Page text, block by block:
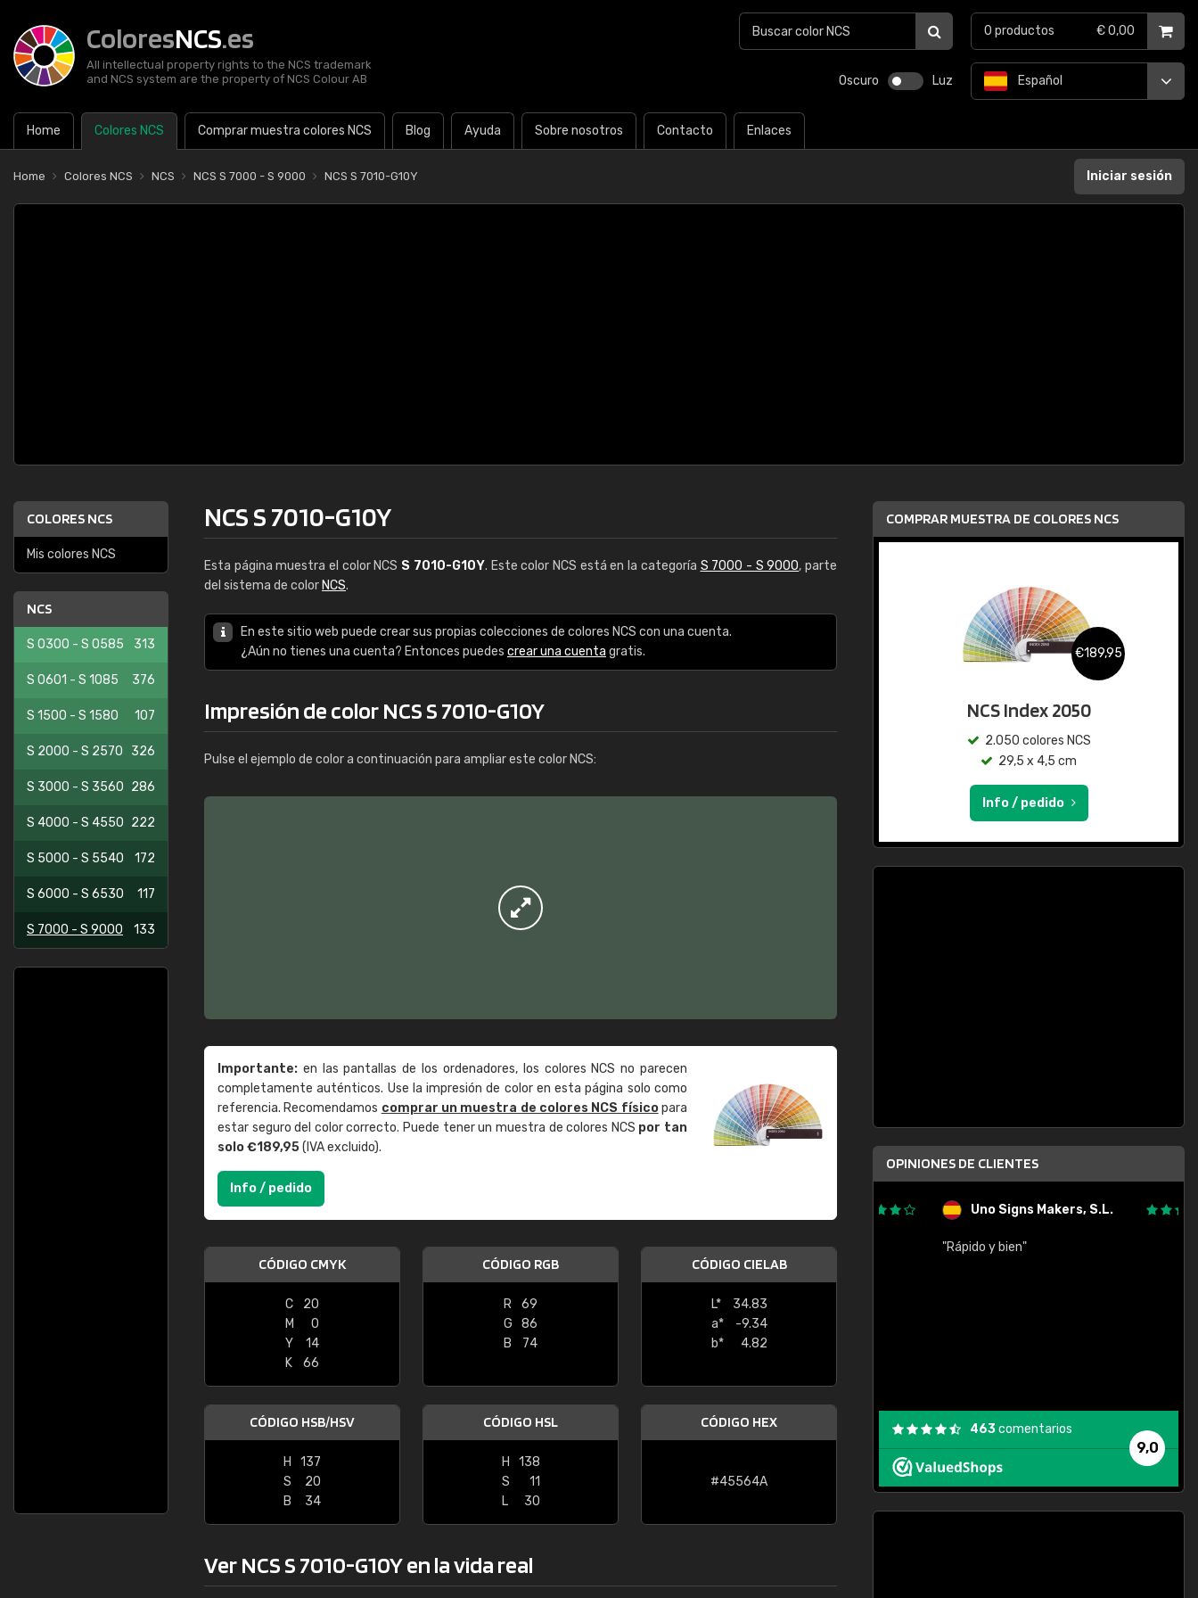
ColoresNCS.es
All intellectual property rights to the NCS trademark
and NCS system are the property of NCS Colour AB
Oscuro Luz
Home Colores NCS Comprar muestra colores NCS Blog Ayuda Sobre nosotros Contacto Enlaces
Español
0 productos € 0,00
Home Colores NCS NCS NCS S 7000 - S 9000 NCS S 7010-G10Y Iniciar sesión
COLORES NCS
Mis colores NCS
NCS
S 0300 - S 0585 313
S 0601 - S 1085 376
S 1500 - S 1580 107
S 2000 - S 2570 326
S 3000 - S 3560 286
S 4000 - S 4550 222
S 5000 - S 5540 172
S 6000 - S 6530 117
S 7000 - S 9000 133
NCS S 7010-G10Y
Esta página muestra el color NCS S 7010-G10Y. Este color NCS está en la categoría S 7000 - S 9000, parte
del sistema de color NCS.
En este sitio web puede crear sus propias colecciones de colores NCS con una cuenta.
¿Aún no tienes una cuenta? Entonces puedes crear una cuenta gratis.
Impresión de color NCS S 7010-G10Y
Pulse el ejemplo de color a continuación para ampliar este color NCS:
Importante: en las pantallas de los ordenadores, los colores NCS no parecen
completamente auténticos. Use la impresión de color en esta página solo como
referencia. Recomendamos comprar un muestra de colores NCS físicopara
estar seguro del color correcto. Puede tener un muestra de colores NCS por tan
solo €189,95(IVA excluido).
Info / pedido
CÓDIGO CMYK
C
20
M
0
Y
14
K
66
CÓDIGO RGB
R
69
G
86
B
74
CÓDIGO CIELAB
L*
34.83
a*
-9.34
b*
4.82
CÓDIGO HSB/HSV
H
137
S
20
B
34
CÓDIGO HSL
H
138
S
11
L
30
CÓDIGO HEX
#45564A
Ver NCS S 7010-G10Y en la vida real
COMPRAR MUESTRA DE COLORES NCS
€189,95
NCS Index 2050
2.050 colores NCS
29,5 x 4,5 cm
Info / pedido
OPINIONES DE CLIENTES
"Buen servicio. No obstante No es fácil
encontrar/comprar lo que se busca"
Uno Signs Makers, S.L.
"Rápido y bien"
9,0
463comentarios